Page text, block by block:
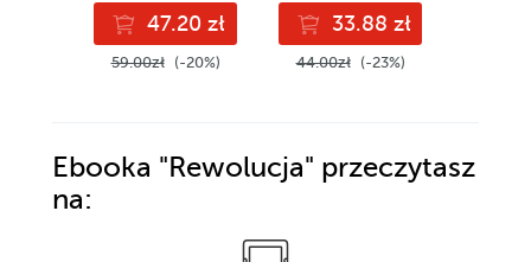
47.20 zł
59.00zł (-20%)
33.88 zł
44.00zł (-23%)
Ebooka "Rewolucja" przeczytasz
na: